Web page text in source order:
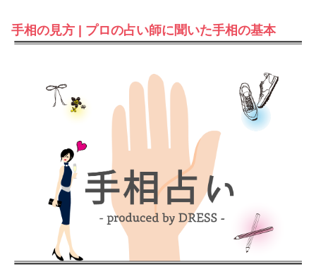
手相の見方 | プロの占い師に聞いた手相の基本